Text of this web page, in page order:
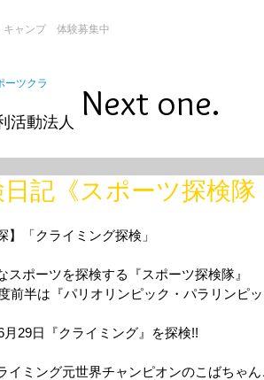
キャンプ 体験募集中
ーツクラ
活動法人 Next one.
日記《スポーツ探検
】「クライミング探検」
スポーツを探検する『スポーツ探検隊』
前半は『パリオリンピック・パラリンピ
月29日『クライミング』を探検!!
イミング元世界チャンピオンのこばちゃ